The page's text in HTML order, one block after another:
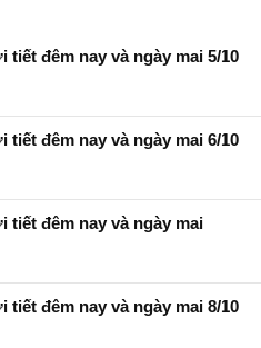
tiết đêm nay và ngày mai 5/10
tiết đêm nay và ngày mai 6/10
tiết đêm nay và ngày mai
tiết đêm nay và ngày mai 8/10